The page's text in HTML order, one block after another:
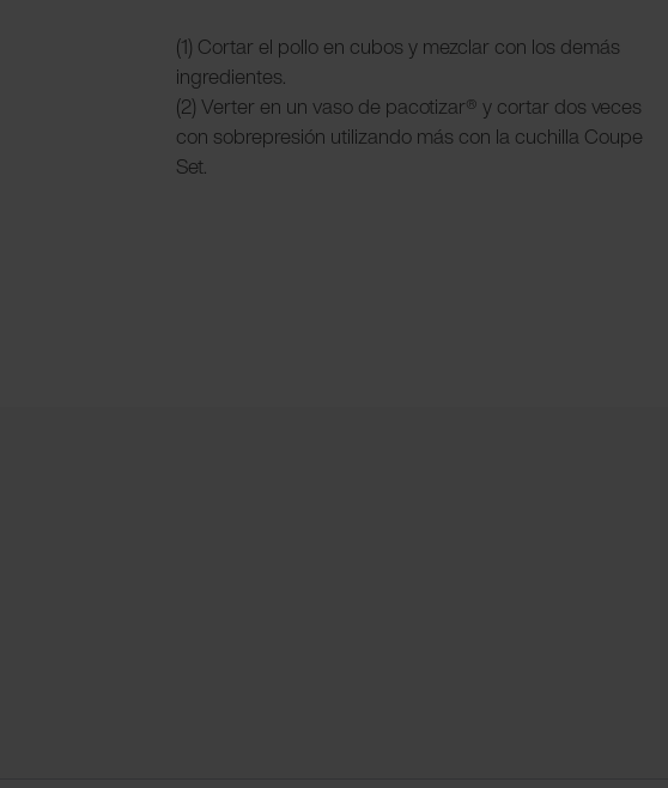
(1) Cortar el pollo en cubos y mezclar con los demás
ingredientes.
(2) Verter en un vaso de pacotizar® y cortar dos veces
con sobrepresión utilizando más con la cuchilla Coupe
Set.